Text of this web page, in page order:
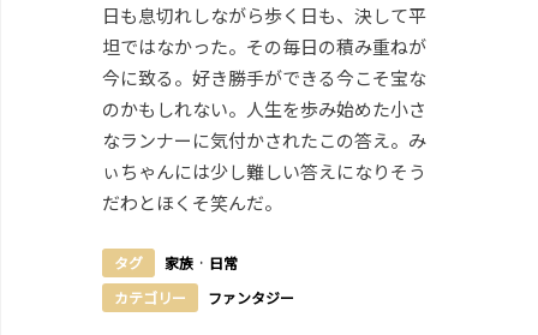
日も息切れしながら歩く日も、決して平
坦ではなかった。その毎日の積み重ねが
今に致る。好き勝手ができる今こそ宝な
のかもしれない。人生を歩み始めた小さ
なランナーに気付かされたこの答え。み
ぃちゃんには少し難しい答えになりそう
だわとほくそ笑んだ。
タグ 家族 · 日常
カテゴリー
ファンタジー